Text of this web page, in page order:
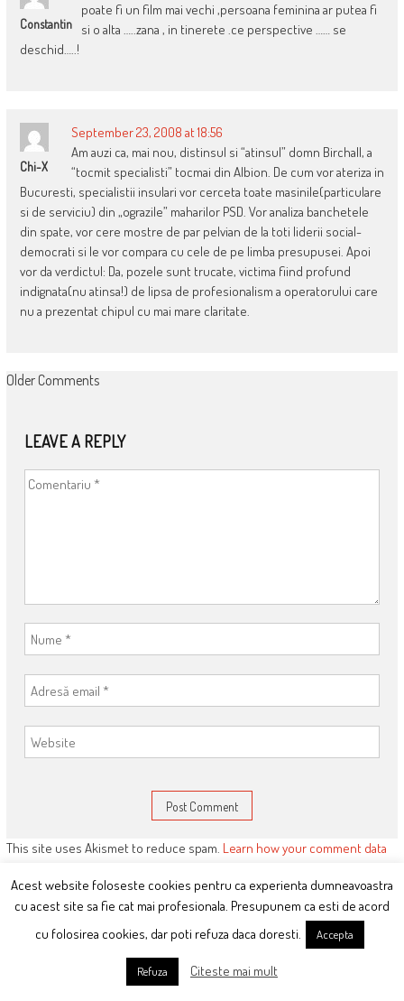
Constantin
poate fi un film mai vechi ,persoana feminina ar putea fi
si o alta …..zana , in tinerete .ce perspective …… se
deschid…..!
Chi-X
September 23, 2008 at 18:56
Am auzi ca, mai nou, distinsul si “atinsul” domn Birchall, a
“tocmit specialisti” tocmai din Albion. De cum vor ateriza in
Bucuresti, specialistii insulari vor cerceta toate masinile(particulare
si de serviciu) din „ograzile” maharilor PSD. Vor analiza banchetele
din spate, vor cere mostre de par pelvian de la toti liderii social-
democrati si le vor compara cu cele de pe limba presupusei. Apoi
vor da verdictul: Da, pozele sunt trucate, victima fiind profund
indignata(nu atinsa!) de lipsa de profesionalism a operatorului care
nu a prezentat chipul cu mai mare claritate.
COMMENT
Older Comments
LEAVE A REPLY
This site uses Akismet to reduce spam. Learn how your comment data
ARTICOLE RECENTE:
Acest website foloseste cookies pentru ca experienta dumneavoastra
cu acest site sa fie cat mai profesionala. Presupunem ca esti de acord
cu folosirea cookies, dar poti refuza daca doresti.
Accepta
Refuza Citeste mai mult